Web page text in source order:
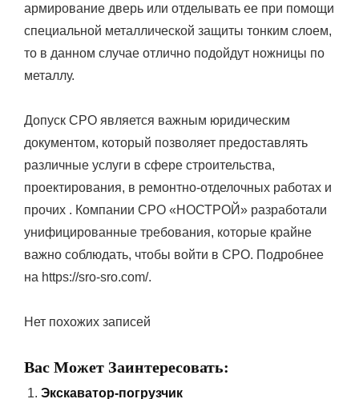
армирование дверь или отделывать ее при помощи
специальной металлической защиты тонким слоем,
то в данном случае отлично подойдут ножницы по
металлу.
Допуск СРО является важным юридическим
документом, который позволяет предоставлять
различные услуги в сфере строительства,
проектирования, в ремонтно-отделочных работах и
прочих . Компании СРО «НОСТРОЙ» разработали
унифицированные требования, которые крайне
важно соблюдать, чтобы войти в СРО. Подробнее
на https://sro-sro.com/.
Нет похожих записей
Вас Может Заинтересовать:
Экскаватор-погрузчик